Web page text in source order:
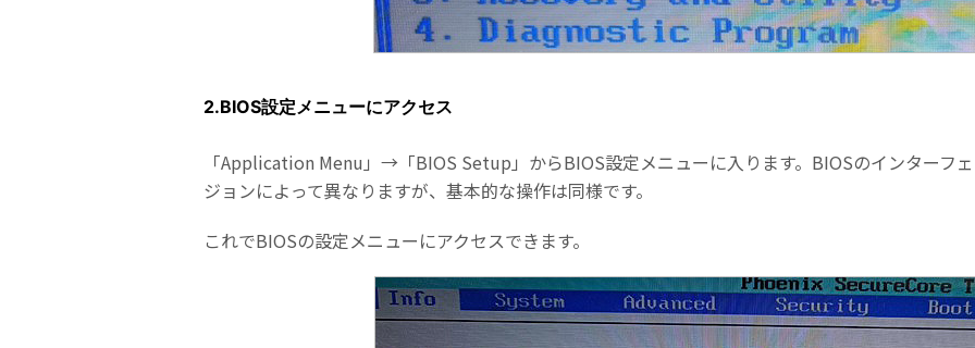
2.BIOS設定メニューにアクセス
「Application Menu」→「BIOS Setup」からBIOS設定メニューに入ります。BIOSのインターフ
ジョンによって異なりますが、基本的な操作は同様です。
これでBIOSの設定メニューにアクセスできます。